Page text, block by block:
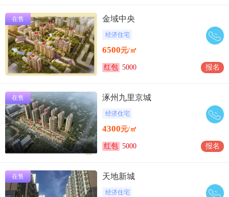
在售 金域中央
经济住宅
6500元/㎡
红包 5000 报名
在售 涿州九里京城
经济住宅
4300元/㎡
红包 5000 报名
在售 天地新城
经济住宅